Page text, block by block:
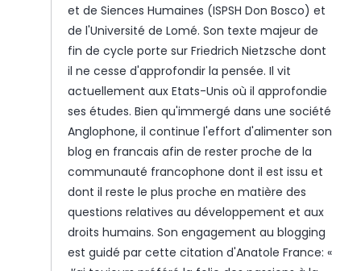
et de Siences Humaines (ISPSH Don Bosco) et
de l'Université de Lomé. Son texte majeur de
fin de cycle porte sur Friedrich Nietzsche dont
il ne cesse d'approfondir la pensée. Il vit
actuellement aux Etats-Unis où il approfondie
ses études. Bien qu'immergé dans une société
Anglophone, il continue l'effort d'alimenter son
blog en francais afin de rester proche de la
communauté francophone dont il est issu et
dont il reste le plus proche en matière des
questions relatives au développement et aux
droits humains. Son engagement au blogging
est guidé par cette citation d'Anatole France: «